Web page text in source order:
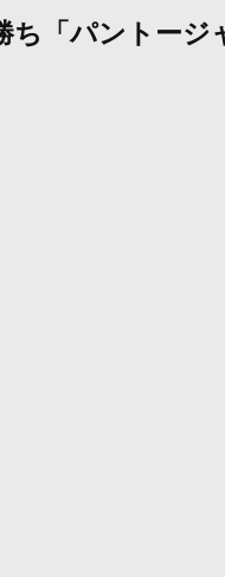
ち「パントージ